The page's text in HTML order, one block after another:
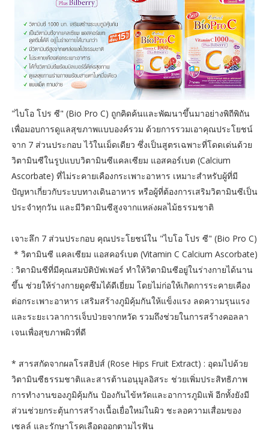
"ไบโอ โปร ซี" (Bio Pro C) ถูกคิดค้นและพัฒนาขึ้นมาอย่างพิถีพิถัน
เพื่อมอบการดูแลสุขภาพแบบองค์รวม ด้วยการรวมเอาคุณประโยชน์
จาก 7 ส่วนประกอบ ไว้ในเม็ดเดียว ซึ่งเป็นสูตรเฉพาะที่โดดเด่นด้วย
วิตามินซีในรูปแบบวิตามินซีแคลเซียม แอสคอร์เบต (Calcium
Ascorbate) ที่ไม่ระคายเคืองกระเพาะอาหาร เหมาะสำหรับผู้ที่มี
ปัญหาเกี่ยวกับระบบทางเดินอาหาร หรือผู้ที่ต้องการเสริมวิตามินซีเป็น
ประจำทุกวัน และมีวิตามินซีสูงจากแหล่งผลไม้ธรรมชาติ
เจาะลึก 7 ส่วนประกอบ คุณประโยชน์ใน "ไบโอ โปร ซี" (Bio Pro C)
* วิตามินซี แคลเซียม แอสคอร์เบต (Vitamin C Calcium Ascorbate)
: วิตามินซีที่มีคุณสมบัติบัฟเฟอร์ ทำให้วิตามินซีอยู่ในร่างกายได้นาน
ขึ้น ช่วยให้ร่างกายดูดซึมได้ดีเยี่ยม โดยไม่ก่อให้เกิดการระคายเคือง
ต่อกระเพาะอาหาร เสริมสร้างภูมิคุ้มกันให้แข็งแรง ลดความรุนแรง
และระยะเวลาการเจ็บป่วยจากหวัด รวมถึงช่วยในการสร้างคอลลา
เจนเพื่อสุขภาพผิวที่ดี
* สารสกัดจากผลโรสฮิปส์ (Rose Hips Fruit Extract) : อุดมไปด้วย
วิตามินซีธรรมชาติและสารต้านอนุมูลอิสระ ช่วยเพิ่มประสิทธิภาพ
การทำงานของภูมิคุ้มกัน ป้องกันไข้หวัดและอาการภูมิแพ้ อีกทั้งยังมี
ส่วนช่วยกระตุ้นการสร้างเนื้อเยื่อใหม่ในผิว ชะลอความเสื่อมของ
เซลล์ และรักษาโรคเลือดออกตามไรฟัน